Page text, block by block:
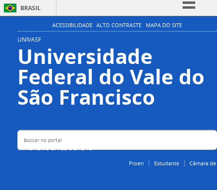
BRASIL
Simplifique!
Participe
Acesso à informação
Legislação
Canais
ACESSIBILIDADE ALTO CONTRASTE MAPA DO SITE
UNIVASF
Universidade
Federal do Vale do
São Francisco
MINISTÉRIO DA EDUCAÇÃO
Buscar no portal
Proen Estudante Câmara